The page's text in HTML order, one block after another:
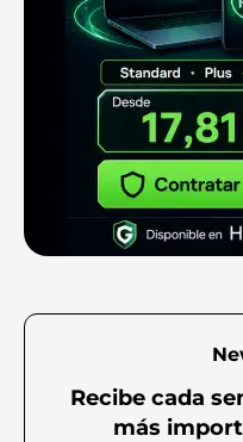
Recibe cada
más